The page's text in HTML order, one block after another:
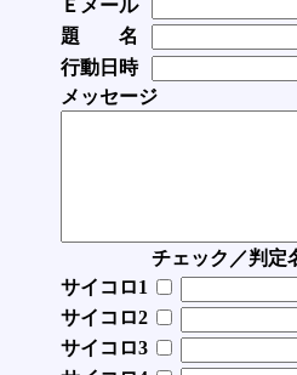
Ｅメール
題 名
行動日時
メッセージ
チェック／判定
サイコロ1
サイコロ2
サイコロ3